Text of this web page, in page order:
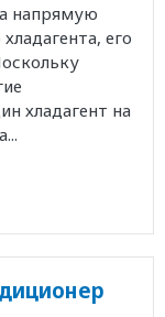
напрямую
его
хладагент на